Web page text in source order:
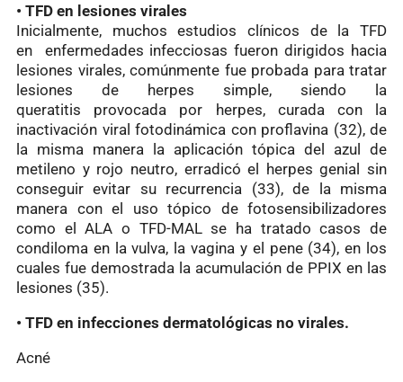
• TFD en lesiones virales
Inicialmente, muchos estudios clínicos de la TFD
en enfermedades infecciosas fueron dirigidos hacia
lesiones virales, comúnmente fue probada para tratar
lesiones de herpes simple, siendo la
queratitis provocada por herpes, curada con la
inactivación viral fotodinámica con proflavina (32), de
la misma manera la aplicación tópica del azul de
metileno y rojo neutro, erradicó el herpes genial sin
conseguir evitar su recurrencia (33), de la misma
manera con el uso tópico de fotosensibilizadores
como el ALA o TFD-MAL se ha tratado casos de
condiloma en la vulva, la vagina y el pene (34), en los
cuales fue demostrada la acumulación de PPIX en las
lesiones (35).
• TFD en infecciones dermatológicas no virales.
Acné